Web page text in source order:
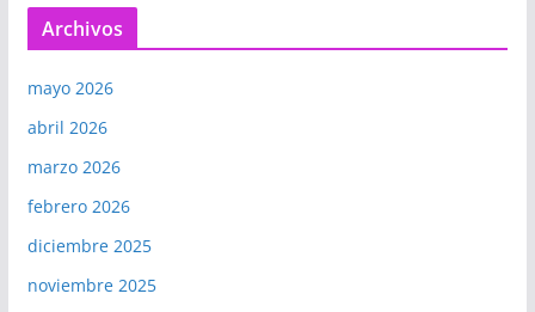
Archivos
mayo 2026
abril 2026
marzo 2026
febrero 2026
diciembre 2025
noviembre 2025